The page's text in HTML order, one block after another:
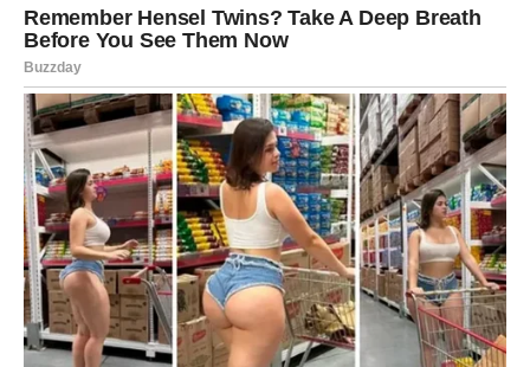
sigurno jeste da posle toga ništa neće ostati isto.
Sudbina Vagama donosi snažnu lekciju — više neće moći
da žive između dve strane, da ćute kada ih nešto boli ili
da trpe odnose koji ih iscrpljuju. Upravo zato mnoge Vage
krajem maja postaju mnogo jače nego ranije.